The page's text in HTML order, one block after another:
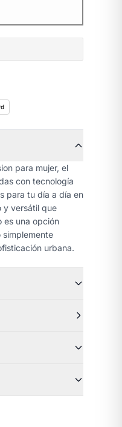
para mujer, el
con tecnología
para tu día a día en
y versátil que
es una opción
urbana.